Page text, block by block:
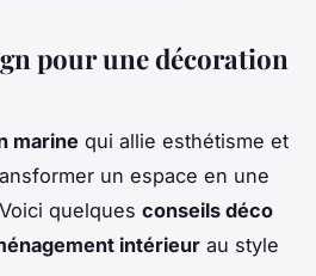
pour une décoration
marine qui allie esthétisme et
un espace en une
quelques conseils déco
intérieur au style